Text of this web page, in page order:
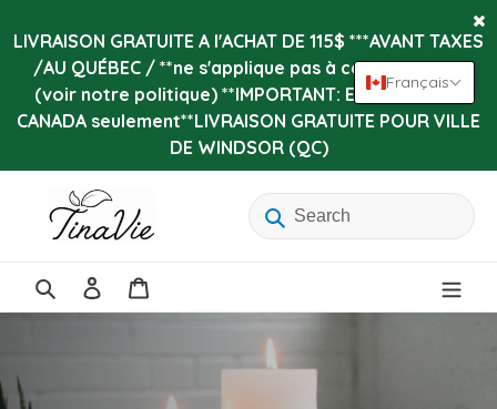
au
contenu
LIVRAISON GRATUITE A l'ACHAT DE 115$ ***AVANT TAXES
/AU QUÉBEC / **ne s'applique pas à certains items
(voir notre politique) **IMPORTANT: Expédition au
CANADA seulement**LIVRAISON GRATUITE POUR VILLE
DE WINDSOR (QC)
Rechercherconnecter
Français